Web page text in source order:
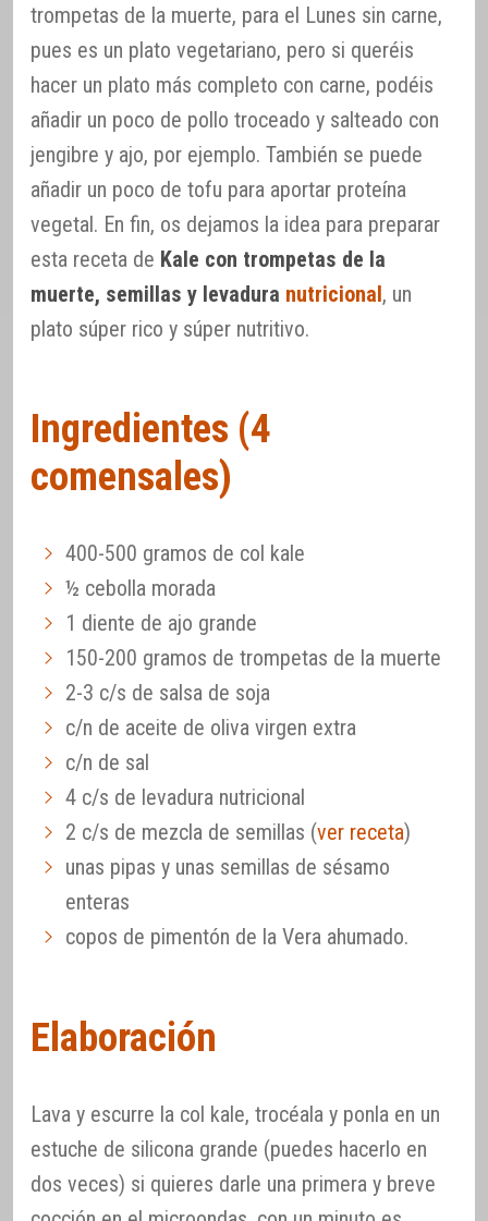
trompetas de la muerte, para el Lunes sin carne,
pues es un plato vegetariano, pero si queréis
hacer un plato más completo con carne, podéis
añadir un poco de pollo troceado y salteado con
jengibre y ajo, por ejemplo. También se puede
añadir un poco de tofu para aportar proteína
vegetal. En fin, os dejamos la idea para preparar
esta receta de Kale con trompetas de la
muerte, semillas y levadura nutricional, un
plato súper rico y súper nutritivo.
Ingredientes (4
comensales)
400-500 gramos de col kale
½ cebolla morada
1 diente de ajo grande
150-200 gramos de trompetas de la muerte
2-3 c/s de salsa de soja
c/n de aceite de oliva virgen extra
c/n de sal
4 c/s de levadura nutricional
2 c/s de mezcla de semillas (ver receta)
unas pipas y unas semillas de sésamo
enteras
copos de pimentón de la Vera ahumado.
Elaboración
Lava y escurre la col kale, trocéala y ponla en un
estuche de silicona grande (puedes hacerlo en
dos veces) si quieres darle una primera y breve